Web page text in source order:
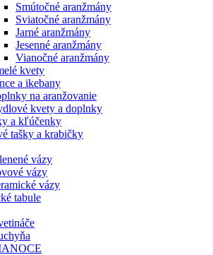
Smútočné aranžmány
Sviatočné aranžmány
Jarné aranžmány
Jesenné aranžmány
Vianočné aranžmány
kvety
a ikebany
na aranžovanie
kvety a doplnky
a kľúčenky
tašky a krabičky
vázy
vázy
vázy
tabule